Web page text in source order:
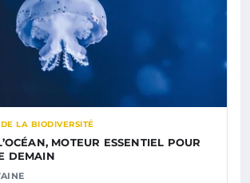
LA BIODIVERSITÉ
MOTEUR ESSENTIEL POUR
DEMAIN